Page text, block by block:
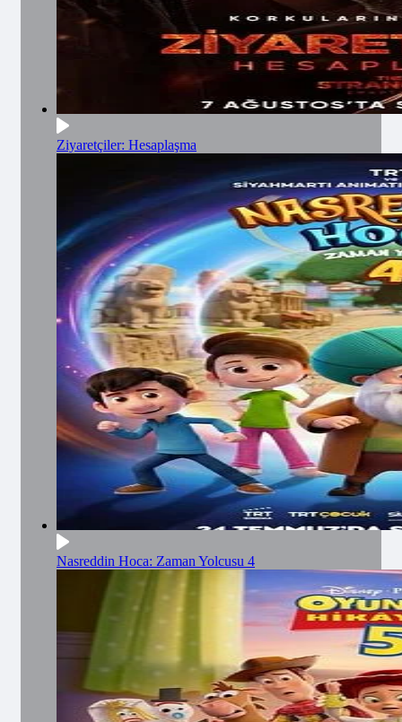
Ziyaretçiler: Hesaplaşma
Nasreddin Hoca: Zaman Yolcusu 4